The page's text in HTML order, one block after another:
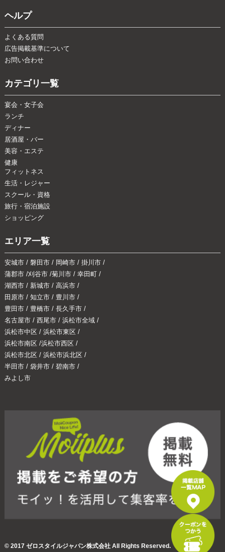
ヘルプ
よくある質問
広告掲載基準について
お問い合わせ
カテゴリ一覧
宴会・女子会
ランチ
ディナー
居酒屋・バー
美容・エステ
健康
フィットネス
生活・レジャー
スクール・資格
旅行・宿泊施設
ショッピング
エリア一覧
安城市/ 磐田市/ 岡崎市/ 掛川市/
蒲郡市/刈谷市/菊川市/ 幸田町/
湖西市/ 新城市/ 高浜市/
田原市/ 知立市/ 豊川市/
豊田市/ 豊橋市/ 長久手市/
名古屋市/ 西尾市/ 浜松市全域/
浜松市中区 / 浜松市東区 /
浜松市南区 /浜松市西区 /
浜松市北区 / 浜松市浜北区 /
半田市/ 袋井市/ 碧南市/
みよし市
© 2017 ゼロスタイルジャパン株式会社 All Rights Reserved.